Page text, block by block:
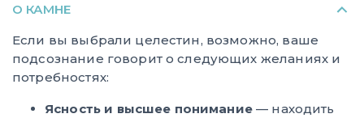
О КАМНЕ
Если вы выбрали целестин, возможно, ваше
подсознание говорит о следующих желаниях и
потребностях:
Ясность и высшее понимание— находить